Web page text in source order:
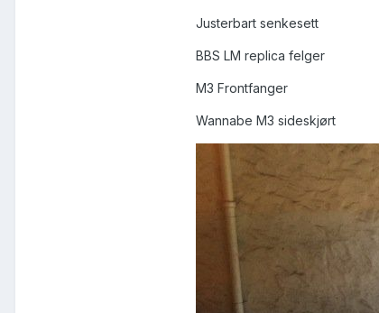
Justerbart senkesett
BBS LM replica felger
M3 Frontfanger
Wannabe M3 sideskjørt